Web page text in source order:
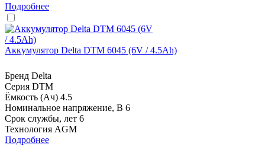
Подробнее
Аккумулятор Delta DTM 6045 (6V / 4.5Ah)
Бренд Delta
Серия DTM
Ёмкость (Ач) 4.5
Номинальное напряжение, В 6
Срок службы, лет 6
Технология AGM
Подробнее